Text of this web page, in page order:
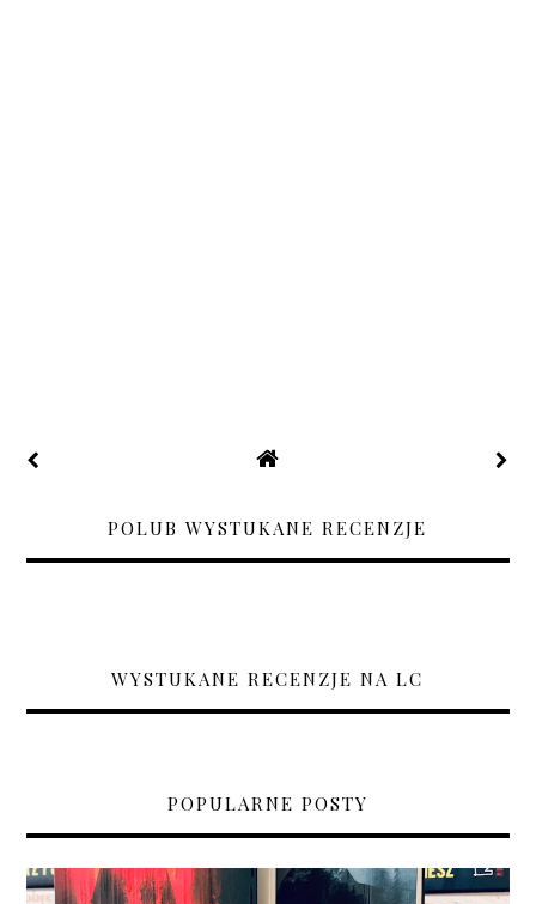
POLUB WYSTUKANE RECENZJE
WYSTUKANE RECENZJE NA LC
POPULARNE POSTY